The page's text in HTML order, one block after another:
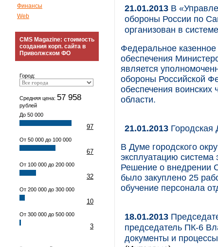
Финансы
Web
CMS Magazine: стоимость
создания корп. сайта в
Приволжском ФО
Город:
Средняя цена: 57 958
рублей
До 50 000
97
От 50 000 до 100 000
67
От 100 000 до 200 000
32
От 200 000 до 300 000
10
От 300 000 до 500 000
3
21.01.2013 В
обороны России по
организован в
Федеральное
обеспечения
является
обороны Российской
обеспечения воинских
области.
21.01.2013
В Думе городского
эксплуатацию
Решение о внедрении
было закуплено 25
обучение персонала
18.01.2013
председатель ПК-6
документы и